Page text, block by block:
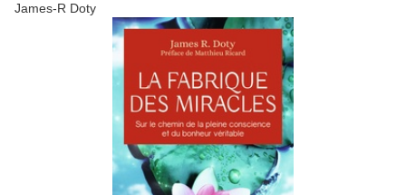
James-R Doty